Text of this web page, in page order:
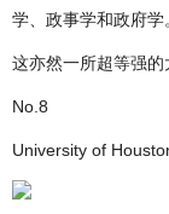
学、政事学和政府学
这亦然一所超等强的
No.8
University of